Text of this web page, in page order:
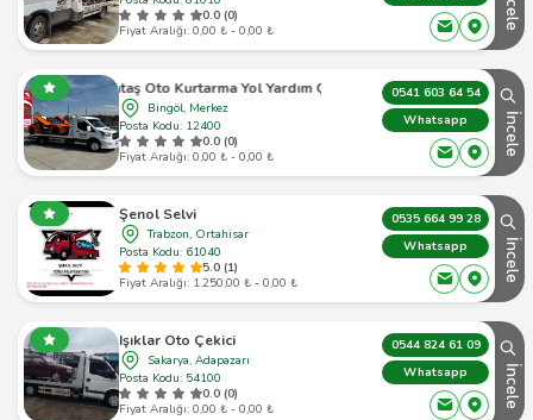
0.0 (0)
Fiyat Aralığı: 0,00 ₺ - 0,00 ₺
Bintaş Oto Kurtarma Yol Yardım Çekici
Bingöl, Merkez
Posta Kodu: 12400
0.0 (0)
Fiyat Aralığı: 0,00 ₺ - 0,00 ₺
0541 603 64 54
Whatsapp
İncele
Şenol Selvi
Trabzon, Ortahisar
Posta Kodu: 61040
5.0 (1)
Fiyat Aralığı: 1.250,00 ₺ - 0,00 ₺
0535 664 99 28
Whatsapp
İncele
Işıklar Oto Çekici
Sakarya, Adapazarı
Posta Kodu: 54100
0.0 (0)
Fiyat Aralığı: 0,00 ₺ - 0,00 ₺
0544 824 61 09
Whatsapp
İncele